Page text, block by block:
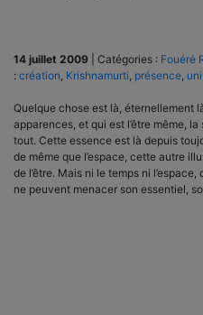
14 juillet 2009 Catégories : Fouéré
: création, Krishnamurti, présence,
Quelque chose est là, éternellement
apparences, et qui est l’être même, la
tout. Cette essence est là depuis
de même que l’espace, cette autre
de l’être. Mais ni le temps ni
ne peuvent menacer son essentiel,